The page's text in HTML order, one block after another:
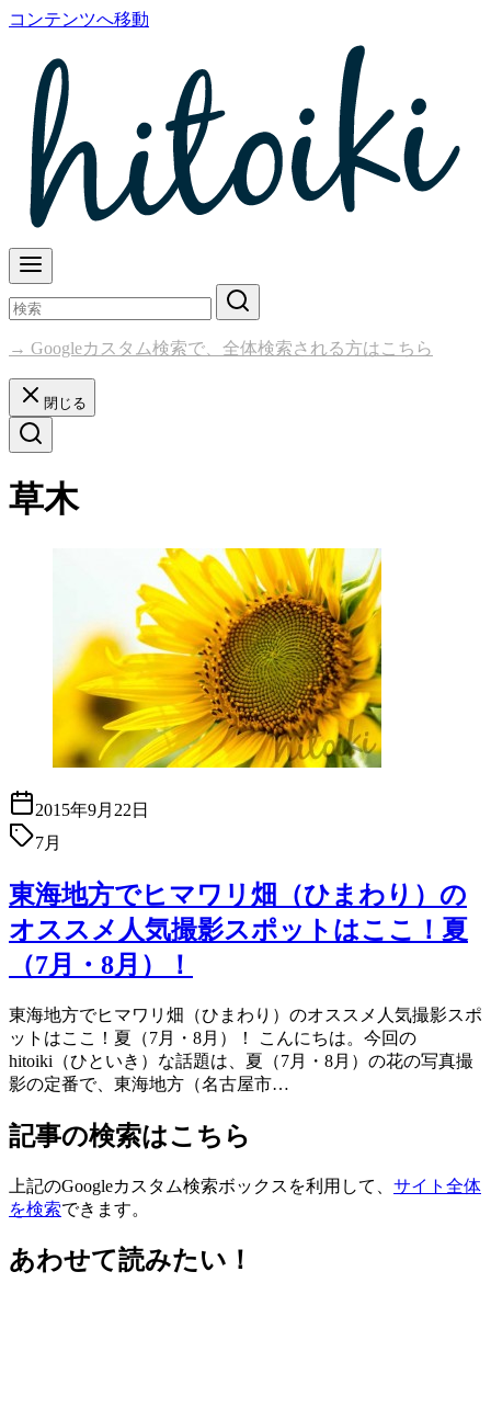
コンテンツへ移動
→ Googleカスタム検索で、全体検索される方はこちら
閉じる
草木
2015年9月22日
7月
東海地方でヒマワリ畑（ひまわり）の
オススメ人気撮影スポットはここ！夏
（7月・8月）！
東海地方でヒマワリ畑（ひまわり）のオススメ人気撮影スポ
ットはここ！夏（7月・8月）！ こんにちは。今回の
hitoiki（ひといき）な話題は、夏（7月・8月）の花の写真撮
影の定番で、東海地方（名古屋市…
記事の検索はこちら
上記のGoogleカスタム検索ボックスを利用して、 サイト全体
を検索できます。
あわせて読みたい！